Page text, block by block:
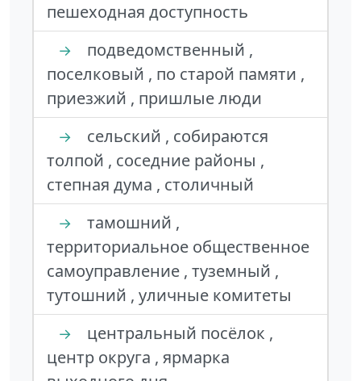
пешеходная доступность
→
подведомственный ,
поселковый , по старой памяти ,
приезжий , пришлые люди
→
сельский , собираются
толпой , соседние районы ,
степная дума , столичный
→
тамошний ,
территориальное общественное
самоуправление , туземный ,
тутошний , уличные комитеты
→
центральный посёлок ,
центр округа , ярмарка